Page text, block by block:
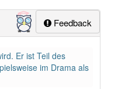
Artikel die : 0
Feedback
Er ist Teil des
im Drama als